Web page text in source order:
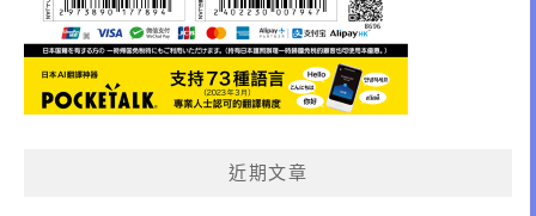
近期文章